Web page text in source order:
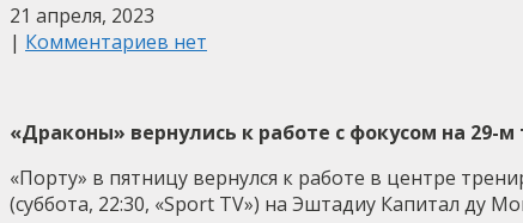
21 апреля, 2023
| Комментариев нет
«Драконы» вернулись к работе с фокусом на 29-м
«Порту» в пятницу вернулся к работе в центре
(суббота, 22:30, «Sport TV») на Эштадиу Капитал ду